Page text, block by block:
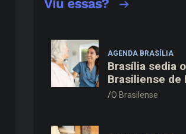
AGENDA BRASÍLIA
Brasília sedia
Brasiliense de
Família e
O Brasilense